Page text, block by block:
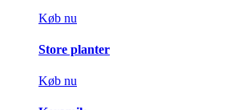
Køb nu
Store planter
Køb nu